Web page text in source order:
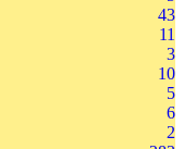
43
11
3
10
5
6
2